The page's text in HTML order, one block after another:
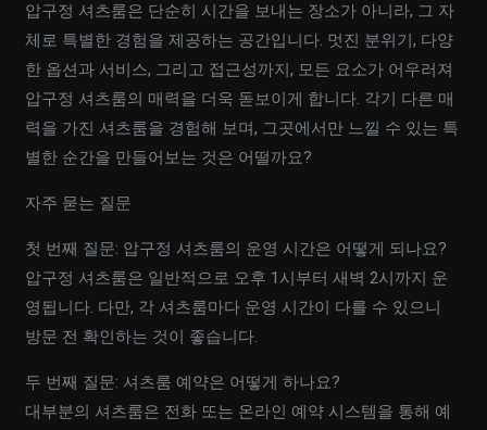
압구정 셔츠룸은 단순히 시간을 보내는 장소가 아니라, 그 자
체로 특별한 경험을 제공하는 공간입니다. 멋진 분위기, 다양
한 옵션과 서비스, 그리고 접근성까지, 모든 요소가 어우러져
압구정 셔츠룸의 매력을 더욱 돋보이게 합니다. 각기 다른 매
력을 가진 셔츠룸을 경험해 보며, 그곳에서만 느낄 수 있는 특
별한 순간을 만들어보는 것은 어떨까요?
자주 묻는 질문
첫 번째 질문: 압구정 셔츠룸의 운영 시간은 어떻게 되나요?
압구정 셔츠룸은 일반적으로 오후 1시부터 새벽 2시까지 운
영됩니다. 다만, 각 셔츠룸마다 운영 시간이 다를 수 있으니
방문 전 확인하는 것이 좋습니다.
두 번째 질문: 셔츠룸 예약은 어떻게 하나요?
대부분의 셔츠룸은 전화 또는 온라인 예약 시스템을 통해 예